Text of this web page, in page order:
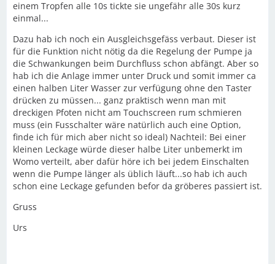
einem Tropfen alle 10s tickte sie ungefähr alle 30s kurz
einmal...
Dazu hab ich noch ein Ausgleichsgefäss verbaut. Dieser ist
für die Funktion nicht nötig da die Regelung der Pumpe ja
die Schwankungen beim Durchfluss schon abfängt. Aber so
hab ich die Anlage immer unter Druck und somit immer ca
einen halben Liter Wasser zur verfügung ohne den Taster
drücken zu müssen... ganz praktisch wenn man mit
dreckigen Pfoten nicht am Touchscreen rum schmieren
muss (ein Fusschalter wäre natürlich auch eine Option,
finde ich für mich aber nicht so ideal) Nachteil: Bei einer
kleinen Leckage würde dieser halbe Liter unbemerkt im
Womo verteilt, aber dafür höre ich bei jedem Einschalten
wenn die Pumpe länger als üblich läuft...so hab ich auch
schon eine Leckage gefunden befor da gröberes passiert ist.
Gruss
Urs